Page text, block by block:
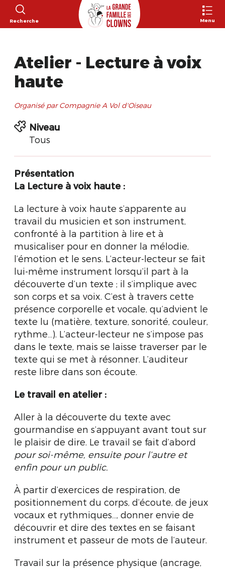
Recherche Menu
Atelier - Lecture à voix
haute
Organisé par Compagnie A Vol d'Oiseau
Niveau
Tous
Présentation
La Lecture à voix haute :
La lecture à voix haute s’apparente au
travail du musicien et son instrument,
confronté à la partition à lire et à
musicaliser pour en donner la mélodie,
l’émotion et le sens. L’acteur-lecteur se fait
lui-même instrument lorsqu’il part à la
découverte d’un texte ; il s’implique avec
son corps et sa voix. C’est à travers cette
présence corporelle et vocale, qu’advient le
texte lu (matière, texture, sonorité, couleur,
rythme…). L’acteur-lecteur ne s’impose pas
dans le texte, mais se laisse traverser par le
texte qui se met à résonner. L’auditeur
reste libre dans son écoute.
Le travail en atelier :
Aller à la découverte du texte avec
gourmandise en s’appuyant avant tout sur
le plaisir de dire. Le travail se fait d’abord
pour soi-même, ensuite pour l’autre et
enfin pour un public.
À partir d’exercices de respiration, de
positionnement du corps, d’écoute, de jeux
vocaux et rythmiques…, donner envie de
découvrir et dire des textes en se faisant
instrument et passeur de mots de l’auteur.
Travail sur la présence physique (ancrage,